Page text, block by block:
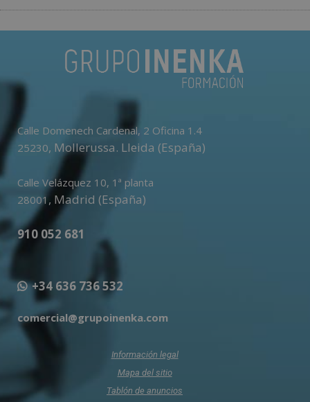
Calle Domenech Cardenal, 2 Oficina 1.4
25230, Mollerussa. Lleida (España)
Calle Velázquez 10, 1ª planta
28001, Madrid (España)
910 052 681
+34 636 736 532
comercial@grupoinenka.com
Información legal
Mapa del sitio
Tablón de anuncios